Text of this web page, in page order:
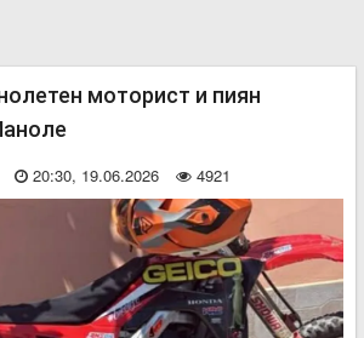
моторист и пиян
20:30, 19.06.2026 4921